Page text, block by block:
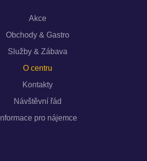
Akce
Obchody & Gastro
Služby & Zábava
O centru
Kontakty
Návštěvní řád
Informace pro nájemce